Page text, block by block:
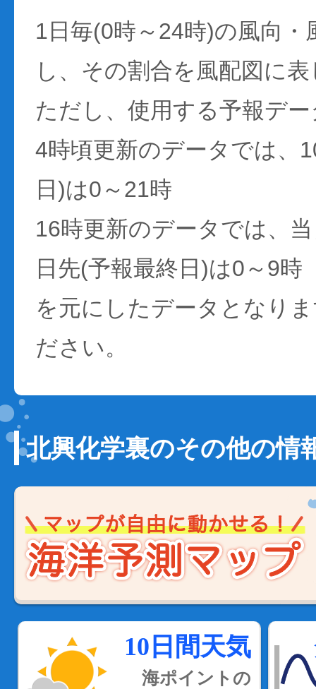
1日毎(0時～24時)の風向・
し、その割合を風配図に
ただし、使用する予報デ
4時頃更新のデータでは、
日)は0～21時
16時更新のデータでは、
日先(予報最終日)は0～9時
を元にしたデータとなり
ださい。
北興化学裏のその他の情
10日間天気
海ポイントの